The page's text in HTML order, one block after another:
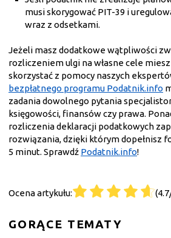
musi skorygować PIT-39 i
wraz z odsetkami.
Jeżeli masz dodatkowe wątpliwości
rozliczeniem ulgi na własne cele
skorzystać z pomocy naszych
bezpłatnego programu Podatnik.info
zadania dowolnego pytania
księgowości, finansów czy prawa.
rozliczenia deklaracji podatkowych
rozwiązania, dzięki którym dopełnisz
5 minut. Sprawdź Podatnik.info!
Ocena artykułu:
GORĄCE TEMATY